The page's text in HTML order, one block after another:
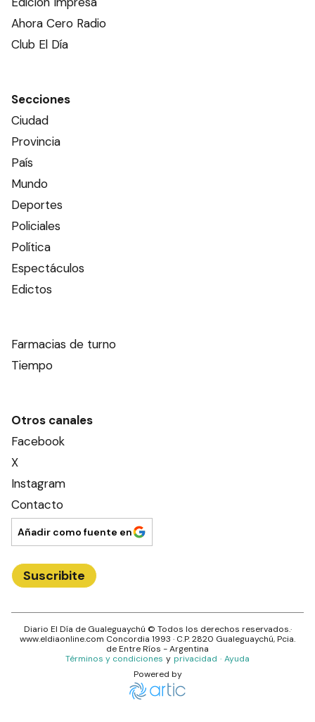
Ahora Cero Radio
Club El Día
Secciones
Ciudad
Provincia
País
Mundo
Deportes
Policiales
Política
Espectáculos
Edictos
Farmacias de turno
Tiempo
Otros canales
Facebook
X
Instagram
Contacto
Añadir como fuente en
Suscribite
Diario El Día de Gualeguaychú © Todos los derechos reservados.·
www.eldiaonline.com Concordia 1993 · C.P.2820 Gualeguaychú, Pcia.
deEntre Ríos - Argentina
Términos y condiciones y privacidad · Ayuda
Powered by